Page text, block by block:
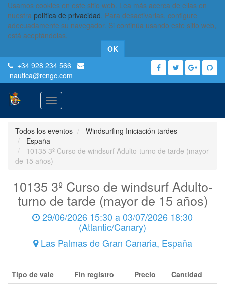
Usamos cookies en este sitio web. Lea más acerca de ellas en
nuestra política de privacidad. Para desactivarlas, configure
adecuadamente su navegador. Si continúa usando este sitio web,
está aceptándolas.
OK
+34 928 234 566
nautica@rcngc.com
Activar
navegación
Todos los eventos
Windsurfing Iniciación tardes
España
10135 3º Curso de windsurf Adulto-turno de tarde (mayor
de 15 años)
10135 3º Curso de windsurf Adulto-
turno de tarde (mayor de 15 años)
29/06/2026 15:30 a03/07/2026 18:30
(Atlantic/Canary)
Las Palmas de Gran Canaria, España
Tipo de vale Fin registro Precio Cantidad